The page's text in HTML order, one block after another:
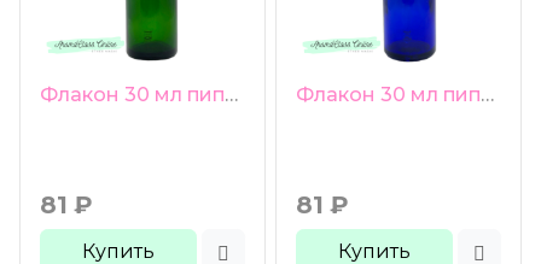
Флакон 30 мл пипетка черная груша черная гладкая крышка зеленое стекло
81 ₽
Купить
Флакон 30 мл пипетка черная груша черная гладкая крышка синее стекло
81 ₽
Купить